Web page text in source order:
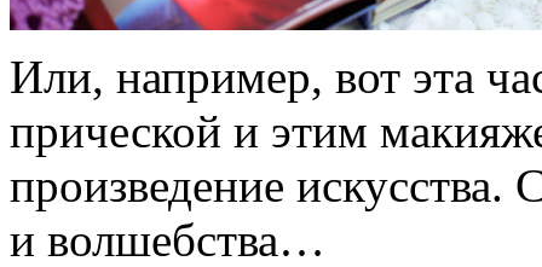
Или, например, вот эта
прической и этим
произведение
и волшебства…